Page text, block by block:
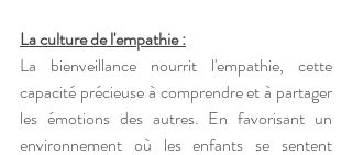
La culture de l'empathie :
La bienveillance nourrit l'empathie, cette
capacité précieuse à comprendre et à partager
les émotions des autres. En favorisant un
environnement où les enfants se sentent